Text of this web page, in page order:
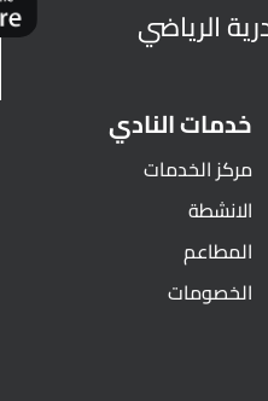
الرياضي
خدمات النادي
مركز الخدمات
الانشطة
المطاعم
الخصومات